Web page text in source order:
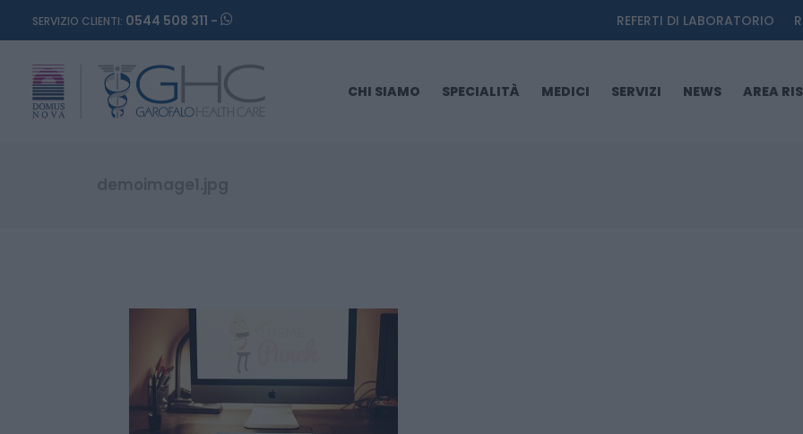
SERVIZIO CLIENTI: 0544 508 311 - REFERTI DI LABORATORIO
CHI SIAMO SPECIALITÀ MEDICI SERVIZI NEWS AREA